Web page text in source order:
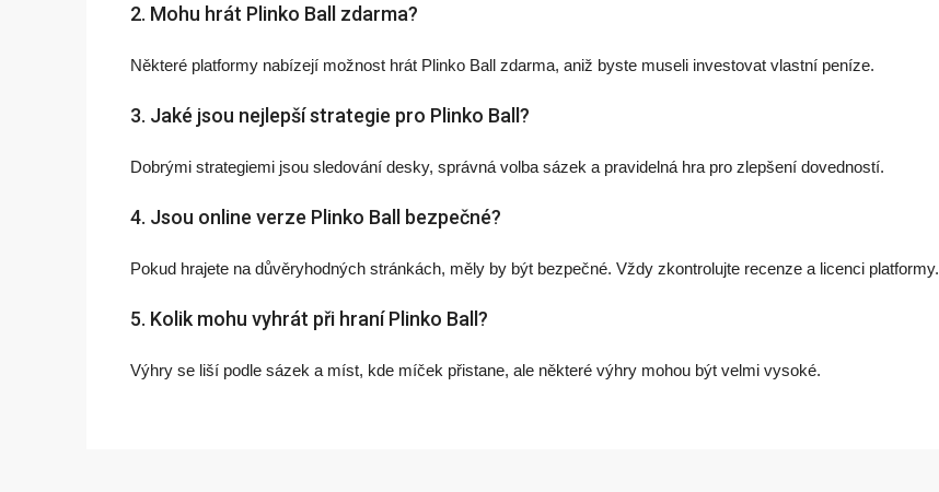
2. Mohu hrát Plinko Ball zdarma?
Některé platformy nabízejí možnost hrát Plinko Ball zdarma, aniž byste museli investovat vlastní peníze.
3. Jaké jsou nejlepší strategie pro Plinko Ball?
Dobrými strategiemi jsou sledování desky, správná volba sázek a pravidelná hra pro zlepšení dovedností.
4. Jsou online verze Plinko Ball bezpečné?
Pokud hrajete na důvěryhodných stránkách, měly by být bezpečné. Vždy zkontrolujte recenze a licenci platformy.
5. Kolik mohu vyhrát při hraní Plinko Ball?
Výhry se liší podle sázek a míst, kde míček přistane, ale některé výhry mohou být velmi vysoké.